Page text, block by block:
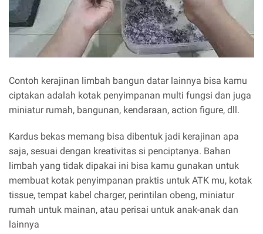
Contoh kerajinan limbah bangun datar lainnya bisa kamu
ciptakan adalah kotak penyimpanan multi fungsi dan juga
miniatur rumah, bangunan, kendaraan, action figure, dll.
Kardus bekas memang bisa dibentuk jadi kerajinan apa
saja, sesuai dengan kreativitas si penciptanya. Bahan
limbah yang tidak dipakai ini bisa kamu gunakan untuk
membuat kotak penyimpanan praktis untuk ATK mu, kotak
tissue, tempat kabel charger, perintilan obeng, miniatur
rumah untuk mainan, atau perisai untuk anak-anak dan
lainnya